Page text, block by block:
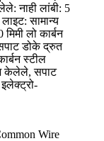
नाही लांबी: 5
सामान्य
लो कार्बन
डोके द्रुत
स्टील
केलेले, सपाट